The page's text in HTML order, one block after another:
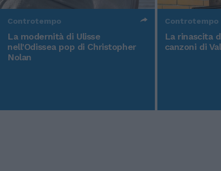
Controtempo
La modernità di Ulisse
nell'Odissea pop di Christopher
Nolan
Controtempo
La rinascita
canzoni di